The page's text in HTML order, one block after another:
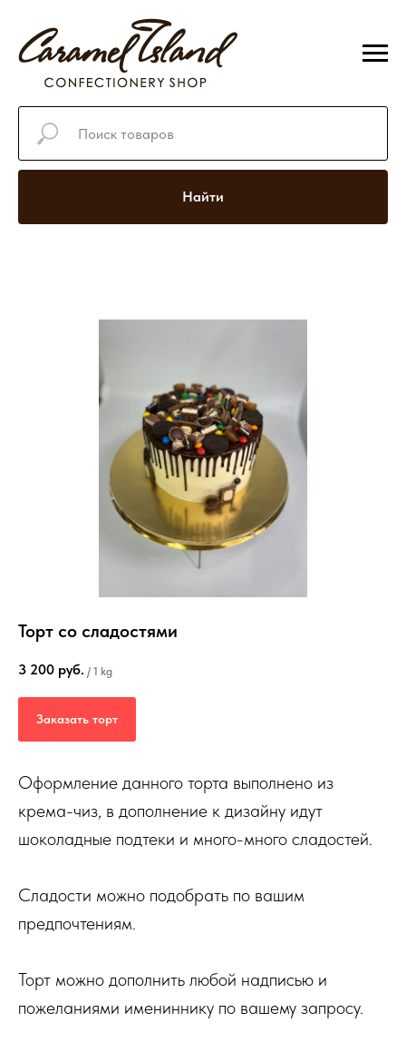
Найти
Торт со сладостями
3 200 руб. / 1 kg
Заказать торт
Оформление данного торта выполнено из
крема-чиз, в дополнение к дизайну идут
шоколадные подтеки и много-много сладостей.
Сладости можно подобрать по вашим
предпочтениям.
Торт можно дополнить любой надписью и
пожеланиями имениннику по вашему запросу.